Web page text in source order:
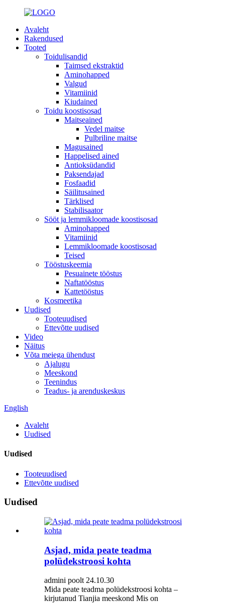
Avaleht
Rakendused
Tooted
Toidulisandid
Taimsed ekstraktid
Aminohapped
Valgud
Vitamiinid
Kiudained
Toidu koostisosad
Maitseained
Vedel maitse
Pulbriline maitse
Magusained
Happelised ained
Antioksüdandid
Paksendajad
Fosfaadid
Säilitusained
Tärklised
Stabilisaator
Sööt ja lemmikloomade koostisosad
Aminohapped
Vitamiinid
Lemmikloomade koostisosad
Teised
Tööstuskeemia
Pesuainete tööstus
Naftatööstus
Kattetööstus
Kosmeetika
Uudised
Tooteuudised
Ettevõtte uudised
Video
Näitus
Võta meiega ühendust
Ajalugu
Meeskond
Teenindus
Teadus- ja arenduskeskus
English
Avaleht
Uudised
Uudised
Tooteuudised
Ettevõtte uudised
Uudised
Asjad, mida peate teadma
polüdekstroosi kohta
admini poolt 24.10.30
Mida peate teadma polüdekstroosi kohta –
kirjutanud Tianjia meeskond Mis on